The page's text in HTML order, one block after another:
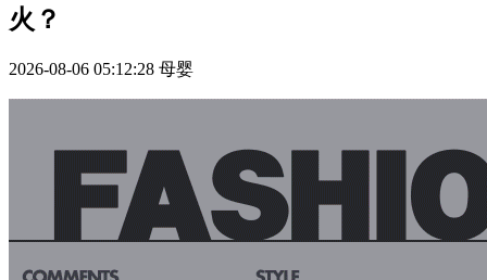
火？
2026-08-06 05:12:28 母婴